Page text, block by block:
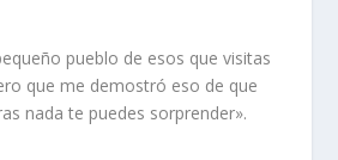
pueblo de esos que visitas
que me demostró eso de que
nada te puedes sorprender».